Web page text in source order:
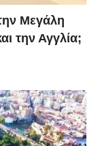
Μεγάλη
την Αγγλία;